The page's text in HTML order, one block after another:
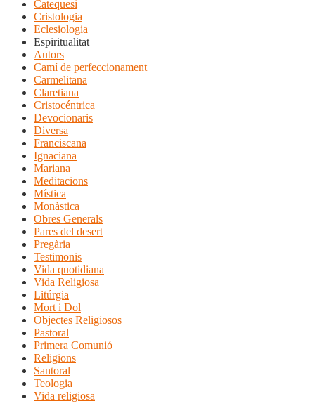
Catequesi
Cristologia
Eclesiologia
Espiritualitat
Autors
Camí de perfeccionament
Carmelitana
Claretiana
Cristocéntrica
Devocionaris
Diversa
Franciscana
Ignaciana
Mariana
Meditacions
Mística
Monàstica
Obres Generals
Pares del desert
Pregària
Testimonis
Vida quotidiana
Vida Religiosa
Litúrgia
Mort i Dol
Objectes Religiosos
Pastoral
Primera Comunió
Religions
Santoral
Teologia
Vida religiosa